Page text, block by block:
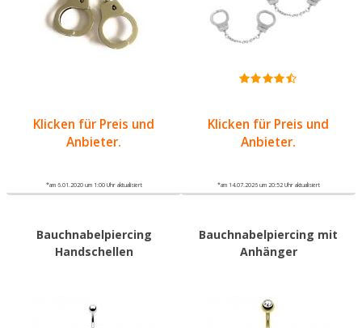
Klicken für Preis und
Anbieter.
*am 6.01.2020 um 1:00 Uhr aktualisiert
Klicken für Preis und
Anbieter.
*am 14.07.2026 um 20:52 Uhr aktualisiert
Bauchnabelpiercing
Handschellen
Bauchnabelpiercing mit
Anhänger